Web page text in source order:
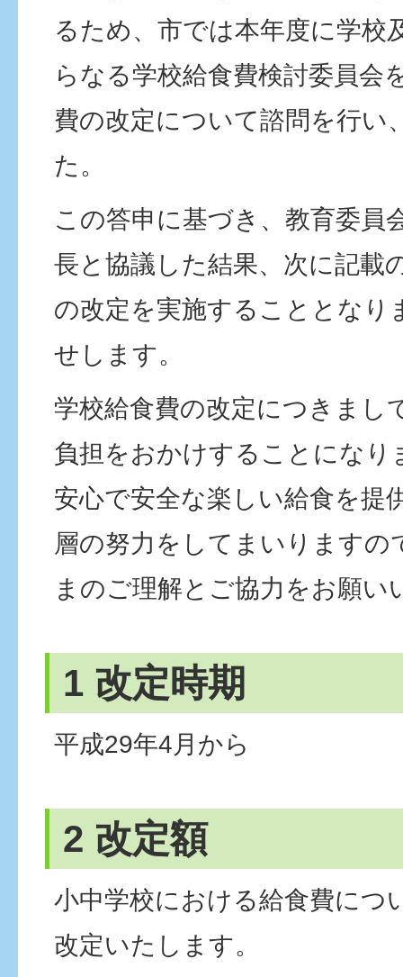
るため、市では本年度に学校
らなる学校給食費検討委員会
費の改定について諮問を行い
た。
この答申に基づき、教育委員
長と協議した結果、次に記載
の改定を実施することとなり
せします。
学校給食費の改定につきまし
負担をおかけすることになり
安心で安全な楽しい給食を提
層の努力をしてまいりますの
まのご理解とご協力をお願い
1 改定時期
平成29年4月から
2 改定額
小中学校における給食費につ
改定いたします。